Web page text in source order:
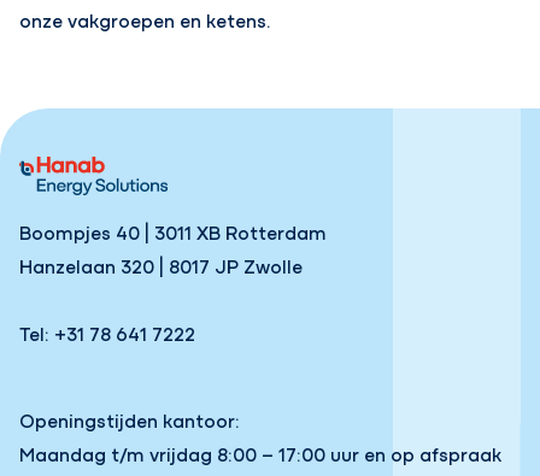
onze vakgroepen en ketens.
Boompjes 40 | 3011 XB Rotterdam
Hanzelaan 320 | 8017 JP Zwolle
Tel: +31 78 641 7222
Openingstijden kantoor:
Maandag t/m vrijdag 8:00 – 17:00 uur en op afspraak